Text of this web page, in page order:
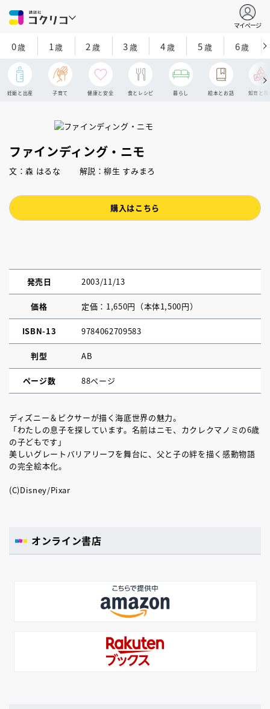
マイページ
0歳 1歳 2 歳 3歳 4歳 5歳 6歳
妊娠と出産 子育て 健康と安全 食とレシピ 暮らし 絵本とお話 知育と探
ファインディング・ニモ
文：森 はるな 解説：柳生 すみまろ
購入はこちら
発売日 2003/11/13
価格 定価：1,650円（本体1,500円）
ISBN-13 9784062709583
判型 AB
ページ数 88ページ
ディズニー＆ピクサーが描く海底世界の魅力。
「わたしの息子を探しています。名前はニモ、カクレクマノミの6歳
の子どもです」
美しいグレートバリアリーフを舞台に、父と子の絆を描く感動物語
の完全絵本化。
(C)Disney/Pixar
オンライン書店